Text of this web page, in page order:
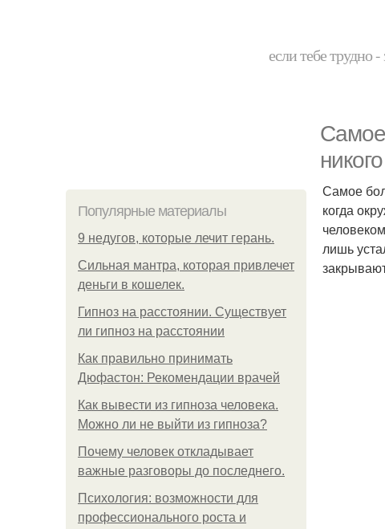
если тебе трудно
Самое
Популярные материалы
9 недугов, которые лечит герань.
Сильная мантра, которая привлечет
деньги в кошелек.
Гипноз на расстоянии. Существует
ли гипноз на расстоянии
Как правильно принимать
Дюфастон: Рекомендации врачей
Как вывести из гипноза человека.
Можно ли не выйти из гипноза?
Почему человек откладывает
важные разговоры до последнего.
Психология: возможности для
профессионального роста и
Самое
когда
лишь